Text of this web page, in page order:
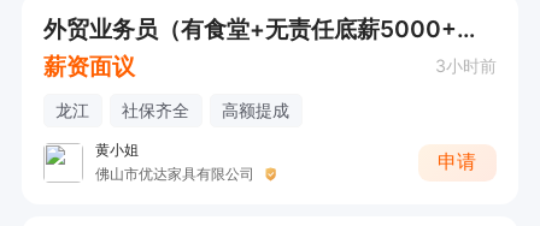
外贸业务员（有食堂+无责任底薪5000+达标双休+高提成）
薪资面议
3小时前
龙江 社保齐全 高额提成
黄小姐
佛山市优达家具有限公司
申请